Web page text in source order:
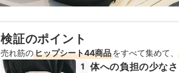
検証のポイント
売れ筋のヒップシート44商品をすべて集めて、
1 体への負担の少なさ